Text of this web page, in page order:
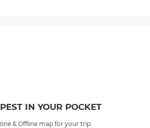
IN YOUR POCKET
& Offline map for your trip.